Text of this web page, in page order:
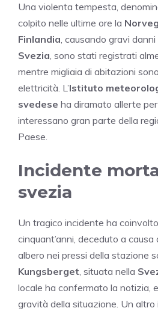
Una violenta tempesta,
colpito nelle ultime ore la
Finlandia, causando gravi
Svezia, sono stati registrati
mentre migliaia di abitazioni
elettricità. L’Istituto
svedese ha diramato allerte
interessano gran parte della
Paese.
Incidente
svezia
Un tragico incidente ha
cinquant’anni, deceduto a causa
albero nei pressi della stazione
Kungsberget, situata nella
locale ha confermato la notizia,
gravità della situazione. Un